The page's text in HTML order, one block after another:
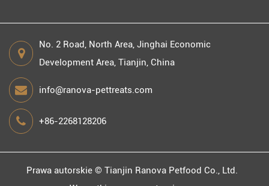
No. 2 Road, North Area, Jinghai Economic
Development Area, Tianjin, China
info@ranova-pettreats.com
+86-2268128206
Prawa autorskie © Tianjin Ranova Petfood Co., Ltd.